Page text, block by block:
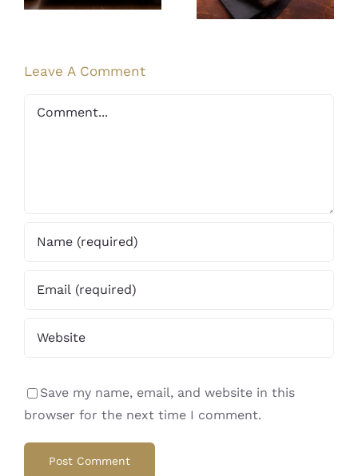
Saveurs
Leave A Comment
Save my name, email, and website in this
browser for the next time I comment.